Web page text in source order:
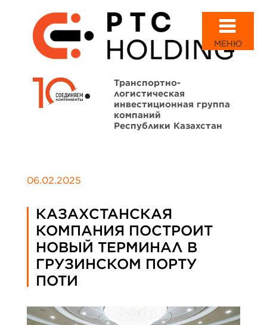
МЕНЮ
Транспортно-
логистическая
инвестиционная группа
компаний
Республики Казахстан
06.02.2025
КАЗАХСТАНСКАЯ
КОМПАНИЯ ПОСТРОИТ
НОВЫЙ ТЕРМИНАЛ В
ГРУЗИНСКОМ ПОРТУ
ПОТИ